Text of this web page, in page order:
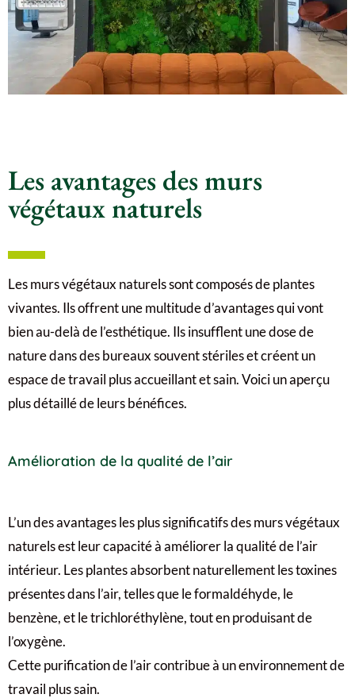
Les avantages des murs
végétaux naturels
Les murs végétaux naturels sont composés de plantes
vivantes. Ils offrent une multitude d’avantages qui vont
bien au-delà de l’esthétique. Ils insufflent une dose de
nature dans des bureaux souvent stériles et créent un
espace de travail plus accueillant et sain. Voici un aperçu
plus détaillé de leurs bénéfices.
Amélioration de la qualité de l’air
L’un des avantages les plus significatifs des murs végétaux
naturels est leur capacité à améliorer la qualité de l’air
intérieur. Les plantes absorbent naturellement les toxines
présentes dans l’air, telles que le formaldéhyde, le
benzène, et le trichloréthylène, tout en produisant de
l’oxygène.
Cette purification de l’air contribue à un environnement de
travail plus sain.